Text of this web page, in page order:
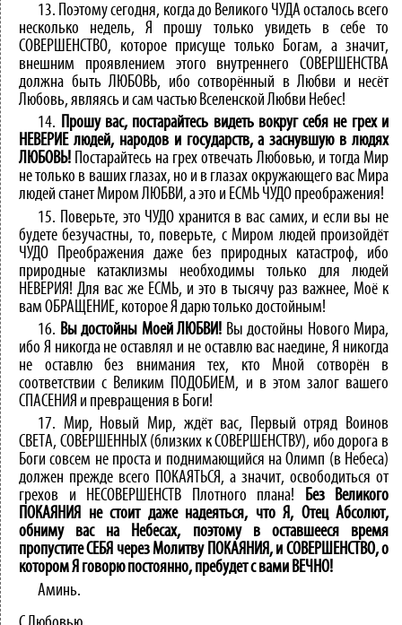
13. Поэтому сегодня, когда до Великого ЧУДА осталось всего
несколько недель, Я прошу только увидеть в себе то
СОВЕРШЕНСТВО, которое присуще только Богам, а значит,
внешним проявлением этого внутреннего СОВЕРШЕНСТВА
должна быть ЛЮБОВЬ, ибо сотворённый в Любви и несёт
Любовь, являясь и сам частью Вселенской Любви Небес!
14. Прошу вас, постарайтесь видеть вокруг себя не грех и
НЕВЕРИЕ людей, народов и государств, а заснувшую в людях
ЛЮБОВЬ! Постарайтесь на грех отвечать Любовью, и тогда Мир
не только в ваших глазах, но и в глазах окружающего вас Мира
людей станет Миром ЛЮБВИ, а это и ЕСМЬ ЧУДО преображения!
15. Поверьте, это ЧУДО хранится в вас самих, и если вы не
будете безучастны, то, поверьте, с Миром людей произойдёт
ЧУДО Преображения даже без природных катастроф, ибо
природные катаклизмы необходимы только для людей
НЕВЕРИЯ! Для вас же ЕСМЬ, и это в тысячу раз важнее, Моё к
вам ОБРАЩЕНИЕ, которое Я дарю только достойным!
16. Вы достойны Моей ЛЮБВИ! Вы достойны Нового Мира,
ибо Я никогда не оставлял и не оставлю вас наедине, Я никогда
не оставлю без внимания тех, кто Мной сотворён в
соответствии с Великим ПОДОБИЕМ, и в этом залог вашего
СПАСЕНИЯ и превращения в Боги!
17. Мир, Новый Мир, ждёт вас, Первый отряд Воинов
СВЕТА, СОВЕРШЕННЫХ (близких к СОВЕРШЕНСТВУ), ибо дорога в
Боги совсем не проста и поднимающийся на Олимп (в Небеса)
должен прежде всего ПОКАЯТЬСЯ, а значит, освободиться от
грехов и НЕСОВЕРШЕНСТВ Плотного плана! Без Великого
ПОКАЯНИЯ не стоит даже надеяться, что Я, Отец Абсолют,
обниму вас на Небесах, поэтому в оставшееся время
пропустите СЕБЯ через Молитву ПОКАЯНИЯ, и СОВЕРШЕНСТВО, о
котором Я говорю постоянно, пребудет с вами ВЕЧНО!
Аминь.